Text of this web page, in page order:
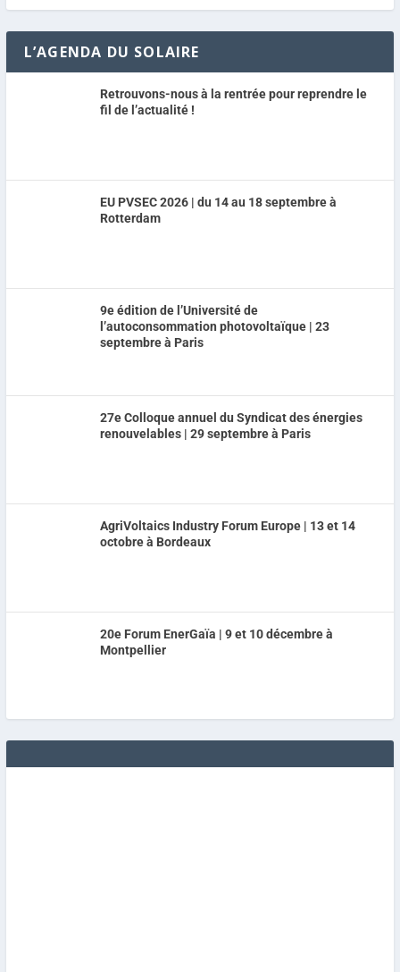
L’AGENDA DU SOLAIRE
Retrouvons-nous à la rentrée pour reprendre le
fil de l’actualité !
EU PVSEC 2026 | du 14 au 18 septembre à
Rotterdam
9e édition de l’Université de
l’autoconsommation photovoltaïque | 23
septembre à Paris
27e Colloque annuel du Syndicat des énergies
renouvelables | 29 septembre à Paris
AgriVoltaics Industry Forum Europe | 13 et 14
octobre à Bordeaux
20e Forum EnerGaïa | 9 et 10 décembre à
Montpellier